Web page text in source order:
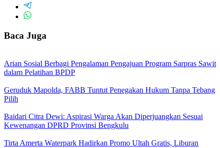
Baca Juga
Arian Sosial Berbagi Pengalaman Pengajuan Program Sarpras Sawit
dalam Pelatihan BPDP
Geruduk Mapolda, FABB Tuntut Penegakan Hukum Tanpa Tebang
Pilih
Baidari Citra Dewi: Aspirasi Warga Akan Diperjuangkan Sesuai
Kewenangan DPRD Provinsi Bengkulu
Tirta Amerta Waterpark Hadirkan Promo Ultah Gratis, Liburan